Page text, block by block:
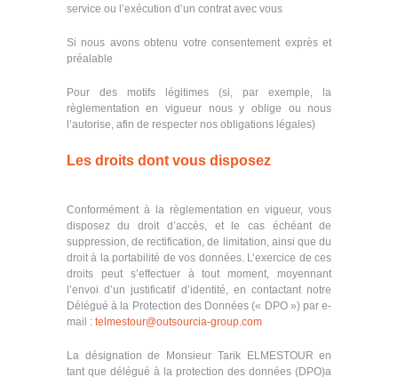
service ou l’exécution d’un contrat avec vous
Si nous avons obtenu votre consentement exprès et
préalable
Pour des motifs légitimes (si, par exemple, la
règlementation en vigueur nous y oblige ou nous
l’autorise, afin de respecter nos obligations légales)
Les droits dont vous disposez
Conformément à la règlementation en vigueur, vous
disposez du droit d’accès, et le cas échéant de
suppression, de rectification, de limitation, ainsi que du
droit à la portabilité de vos données. L’exercice de ces
droits peut s’effectuer à tout moment, moyennant
l’envoi d’un justificatif d’identité, en contactant notre
Délégué à la Protection des Données (« DPO ») par e-
mail : telmestour@outsourcia-group.com
La désignation de Monsieur Tarik ELMESTOUR en
tant que délégué à la protection des données (DPO)a